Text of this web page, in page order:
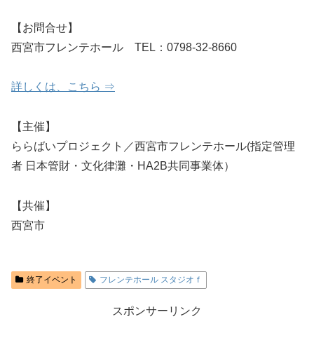
【お問合せ】
西宮市フレンテホール TEL：0798-32-8660
詳しくは、こちら ⇒
【主催】
ららばいプロジェクト／西宮市フレンテホール(指定管理
者 日本管財・文化律灘・HA2B共同事業体）
【共催】
西宮市
終了イベント フレンテホール スタジオｆ
スポンサーリンク